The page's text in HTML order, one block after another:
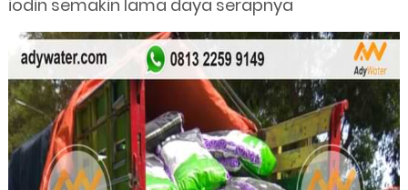
iodin semakin lama daya serapnya